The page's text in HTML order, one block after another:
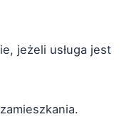
jeżeli usługa jest